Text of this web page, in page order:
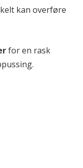
kan overføre
for en rask